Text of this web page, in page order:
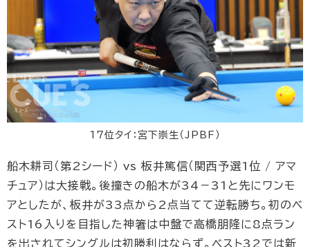
17位タイ：宮下崇生（JPBF）
船木耕司（第2シード） vs 板井篤信（関西予選1位 / アマ
チュア）は大接戦。後撞きの船木が34－31と先にワンモ
アとしたが、板井が33点から2点当てて逆転勝ち。初のベ
スト16入りを目指した神箸は中盤で高橋朋隆に8点ラン
を出されてシングルは初勝利はならず。ベスト32では新